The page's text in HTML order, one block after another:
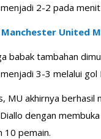
2-2 pada
United
babak tambahan
3-3 melalui
MU akhirnya berhasil
dengan
10 pemain.